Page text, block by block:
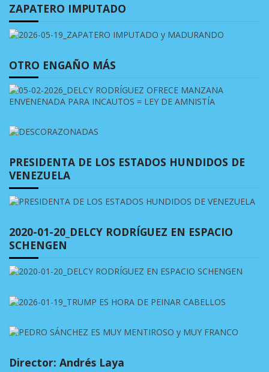
ZAPATERO IMPUTADO
OTRO ENGAÑO MÁS
PRESIDENTA DE LOS ESTADOS HUNDIDOS DE
VENEZUELA
2020-01-20_DELCY RODRÍGUEZ EN ESPACIO
SCHENGEN
Director: Andrés Laya